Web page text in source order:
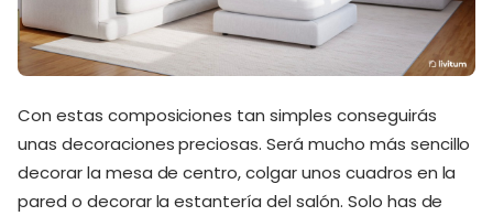
Con estas composiciones tan simples conseguirás
unas decoraciones preciosas. Será mucho más sencillo
decorar la mesa de centro, colgar unos cuadros en la
pared o decorar la estantería del salón. Solo has de